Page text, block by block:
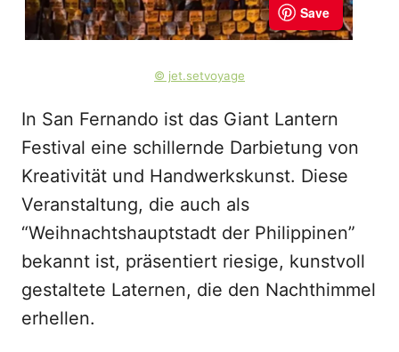
© jet.setvoyage
In San Fernando ist das Giant Lantern
Festival eine schillernde Darbietung von
Kreativität und Handwerkskunst. Diese
Veranstaltung, die auch als
“Weihnachtshauptstadt der Philippinen”
bekannt ist, präsentiert riesige, kunstvoll
gestaltete Laternen, die den Nachthimmel
erhellen.